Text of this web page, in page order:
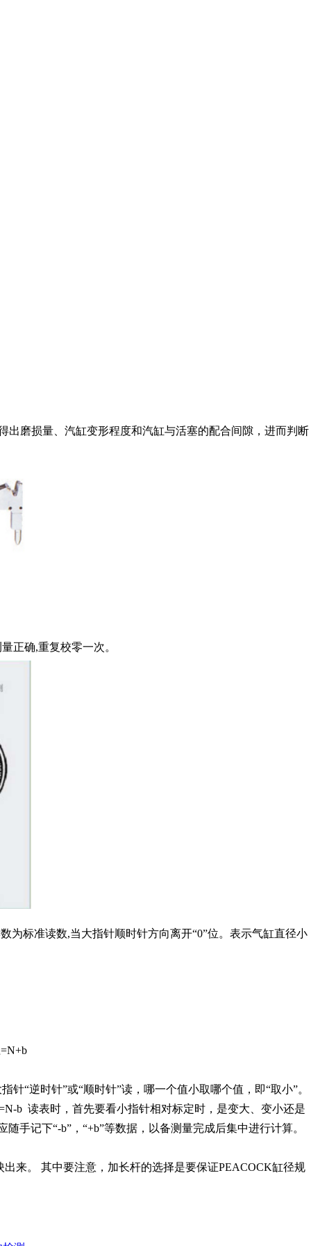
出磨损量、汽缸变形程度和汽缸与活塞的配合间隙，进而判断
正确,重复校零一次。
为标准读数,当大指针顺时针方向离开“0”位。表示气缸直径小
“逆时针”或“顺时针”读，哪一个值小取哪个值，即“取小”。
b 读表时，首先要看小指针相对标定时，是变大、变小还是
手记下“-b”，“+b”等数据，以备测量完成后集中进行计算。
来。 其中要注意，加长杆的选择是要保证PEACOCK缸径规